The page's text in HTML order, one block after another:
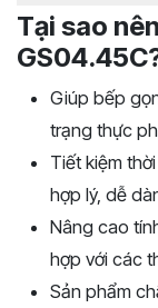
Tại sao
Giúp bếp
trạng thực
Tiết kiệm
hợp lý, dễ
Nâng cao
hợp với các
Sản phẩm